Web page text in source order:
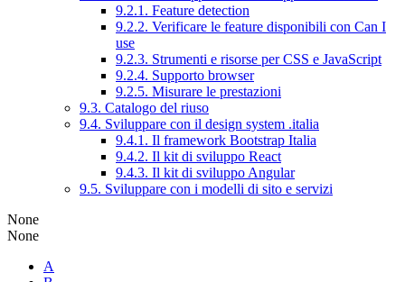
9.2.1. Feature detection
9.2.2. Verificare le feature disponibili con Can I
use
9.2.3. Strumenti e risorse per CSS e JavaScript
9.2.4. Supporto browser
9.2.5. Misurare le prestazioni
9.3. Catalogo del riuso
9.4. Sviluppare con il design system .italia
9.4.1. Il framework Bootstrap Italia
9.4.2. Il kit di sviluppo React
9.4.3. Il kit di sviluppo Angular
9.5. Sviluppare con i modelli di sito e servizi
None
None
A